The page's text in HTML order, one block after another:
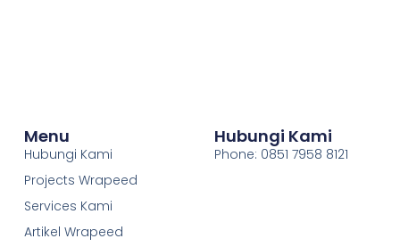
Menu
Hubungi Kami
Projects Wrapeed
Services Kami
Artikel Wrapeed
Hubungi Kami
Phone: 0851 7958 8121